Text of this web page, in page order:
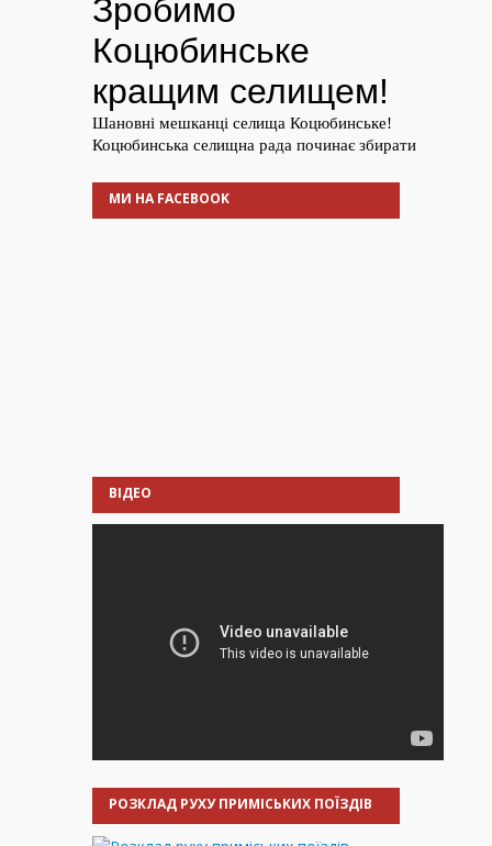
МИ НА FACEBOOK
ВІДЕО
РОЗКЛАД РУХУ ПРИМІСЬКИХ ПОЇЗДІВ